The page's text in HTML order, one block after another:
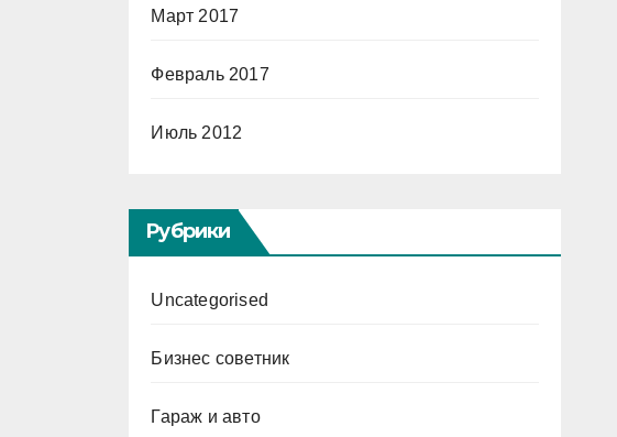
Март 2017
Февраль 2017
Июль 2012
Рубрики
Uncategorised
Бизнес советник
Гараж и авто